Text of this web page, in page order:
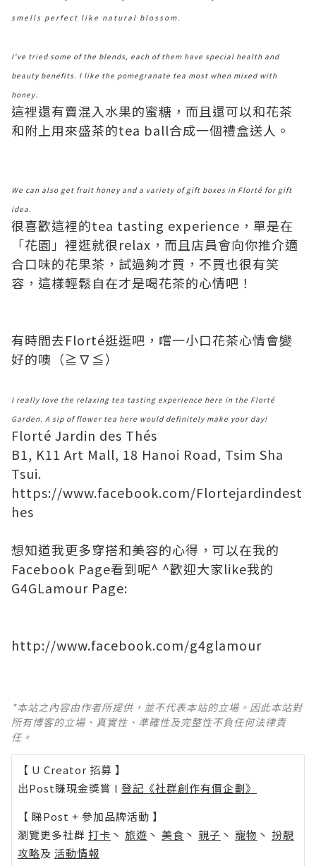
smells perfect like natural blossom.
I've tried some of the blends, each of them have special health and
beauty benefits. I like the pomegranate tea most when mixed with
honey.
這裡還有賣混入水果的蜜糖，而且還可以和花茶
和附上用來盛茶的tea ball合成一個禮盒送人。
We can also get fruit honey and a variety of gift boxes in Florté for gift
idea.
很喜歡這裡的tea tasting experience，單是在
「花園」裡逛就很relax，而且店員會向你推介適
合口味的花果茶，試過夠才買，不買也很有笑
容，這樣輕鬆自在才是喝花茶的心情吧！
有時間去Florté逛逛吧，嚐一小口花茶心情會變
好的噢（≧∇≦）
I really love the relaxing tea tasting experience here in the Florté
Garden. A sip of flower tea here would definitely make your day!
Florté Jardin des Thés
B1, K11 Art Mall, 18 Hanoi Road, Tsim Sha
Tsui.
https://www.facebook.com/Flortejardindest
hes
想知道我更多穿搭和美容的心得，可以在我的
Facebook Page看到呢^ ^歡迎大家like我的
G4GLamour Page:
http://www.facebook.com/g4glamour
*本站之內容由作者所提供，並不代表本站的立場。因此本站對
所有博客的立場、真實性、準確性及完整性不負任何法律責
任。
【 U Creator 招募 】
出Post賺現金獎賞 l 登記《社群創作有價企劃》
【 睇Post + 參加品牌活動 】
瀏覽更多社群 打卡 丶 旅遊 丶 美食 丶 親子 丶 寵物 丶 扮靚
攻略及 活動情報